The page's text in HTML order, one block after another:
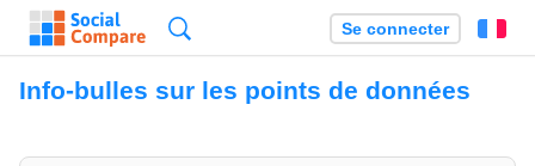
Se connecter
Info-bulles sur les points de données